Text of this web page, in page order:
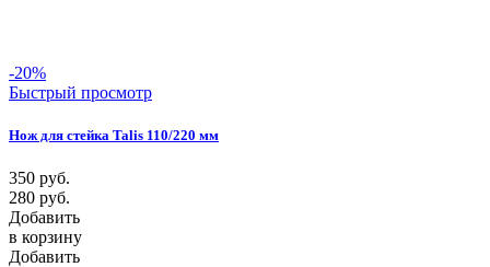
-20%
Быстрый просмотр
Нож для стейка Talis 110/220 мм
350 руб.
280 руб.
Добавить
в корзину
Добавить